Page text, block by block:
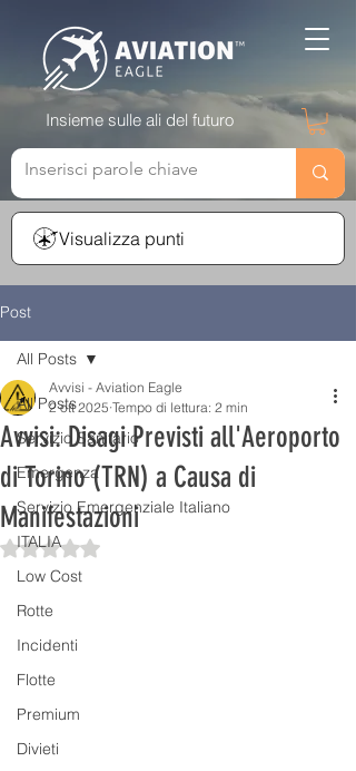
Visualizza punti
Insieme sulle ali del futuro
Post
All Posts
Servizio Sanitario
Emergenza
Servizio Emergenziale Italiano
ITALIA
Low Cost
Rotte
Incidenti
Flotte
Premium
Divieti
All Posts
Avvisi: Disagi Previsti all'Aeroporto
di Torino (TRN) a Causa di
Manifestazioni
Avvisi - Aviation Eagle
2 ott 2025 Tempo di lettura: 2 min
Valutazione NaN stelle su 5.